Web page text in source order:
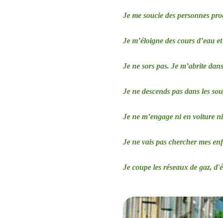
Je me soucie des personnes
Je m’éloigne des cours d’eau
Je ne sors pas. Je m’abrite
Je ne descends pas dans les
Je ne m’engage ni en voiture
Je ne vais pas chercher mes
Je coupe les réseaux de gaz,